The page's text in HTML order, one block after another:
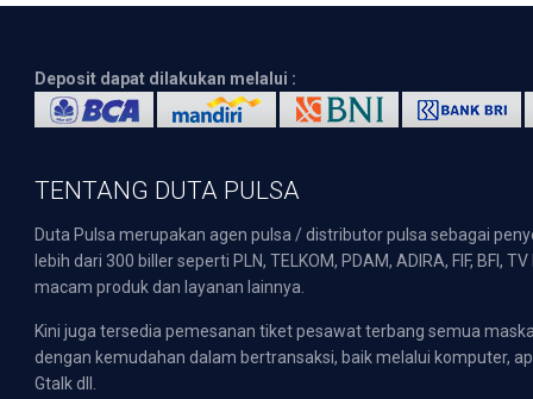
Deposit dapat dilakukan melalui :
TENTANG DUTA PULSA
Duta Pulsa merupakan agen pulsa / distributor pulsa sebagai
lebih dari 300 biller seperti PLN, TELKOM, PDAM, ADIRA, FIF,
macam produk dan layanan lainnya.
Kini juga tersedia pemesanan tiket pesawat terbang semua
dengan kemudahan dalam bertransaksi, baik melalui komputer,
Gtalk dll.